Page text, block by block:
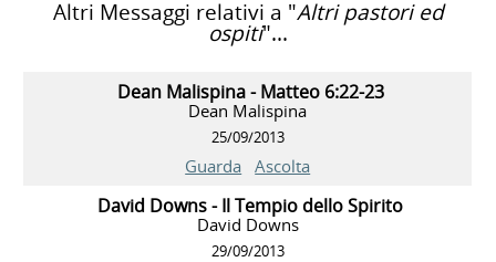
Altri Messaggi relativi a "Altri pastori ed
ospiti"...
Dean Malispina - Matteo 6:22-23
Dean Malispina
25/09/2013
Guarda Ascolta
David Downs - Il Tempio dello Spirito
David Downs
29/09/2013